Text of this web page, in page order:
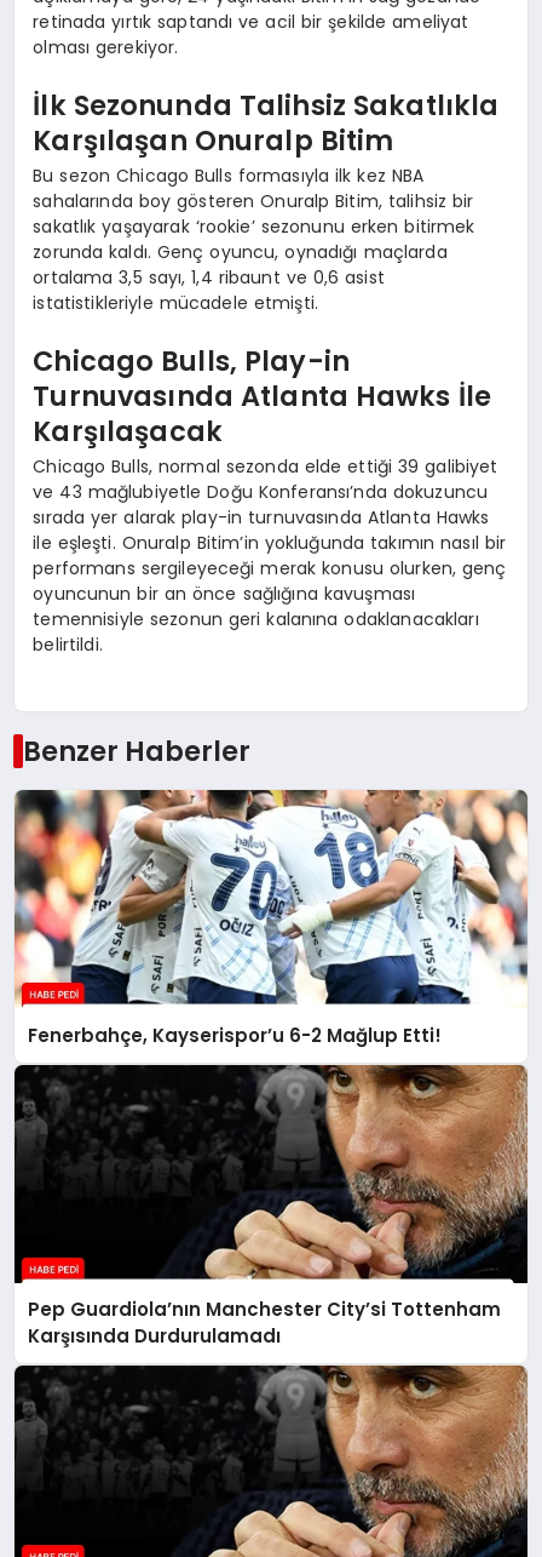
retinada yırtık saptandı ve acil bir şekilde ameliyat
olması gerekiyor.
İlk Sezonunda Talihsiz Sakatlıkla
Karşılaşan Onuralp Bitim
Bu sezon Chicago Bulls formasıyla ilk kez NBA
sahalarında boy gösteren Onuralp Bitim, talihsiz bir
sakatlık yaşayarak ‘rookie’ sezonunu erken bitirmek
zorunda kaldı. Genç oyuncu, oynadığı maçlarda
ortalama 3,5 sayı, 1,4 ribaunt ve 0,6 asist
istatistikleriyle mücadele etmişti.
Chicago Bulls, Play-in
Turnuvasında Atlanta Hawks İle
Karşılaşacak
Chicago Bulls, normal sezonda elde ettiği 39 galibiyet
ve 43 mağlubiyetle Doğu Konferansı’nda dokuzuncu
sırada yer alarak play-in turnuvasında Atlanta Hawks
ile eşleşti. Onuralp Bitim’in yokluğunda takımın nasıl bir
performans sergileyeceği merak konusu olurken, genç
oyuncunun bir an önce sağlığına kavuşması
temennisiyle sezonun geri kalanına odaklanacakları
belirtildi.
Benzer Haberler
Fenerbahçe, Kayserispor’u 6-2 Mağlup Etti!
Pep Guardiola’nın Manchester City’si Tottenham
Karşısında Durdurulamadı